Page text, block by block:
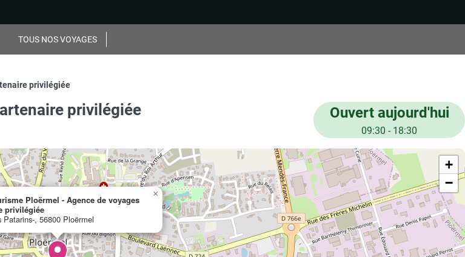
TOUS NOS VOYAGES
privilégiée
Ouvert aujourd'hui
09:30 - 18:30
privilégiée
Ploërmel - Agence de voyages
privilégiée
Patarins-, 56800 Ploërmel
×
+
−